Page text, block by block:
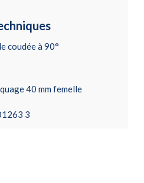
coudée à 90°
40 mm femelle
3